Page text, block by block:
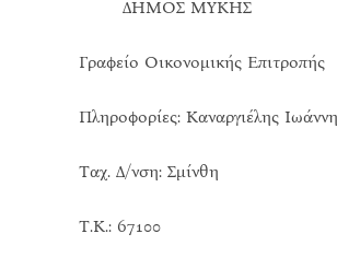
ΔΗΜΟΣ
Γραφείο Οικονομικής Επιτροπής
Πληροφορίες: Καναργιέλης
Ταχ. Δ/νση: Σμίνθη
Τ.Κ.: 67100